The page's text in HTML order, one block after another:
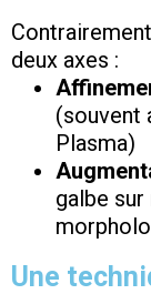
deux axes :
(souvent
Plasma)
galbe
Une